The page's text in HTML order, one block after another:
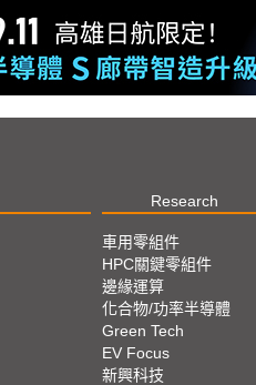
Research
車用零組件
HPC關鍵零組件
邊緣運算
化合物/功率半導體
Green Tech
EV Focus
新興科技